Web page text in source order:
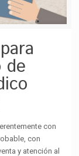
de
con
con
y atención al